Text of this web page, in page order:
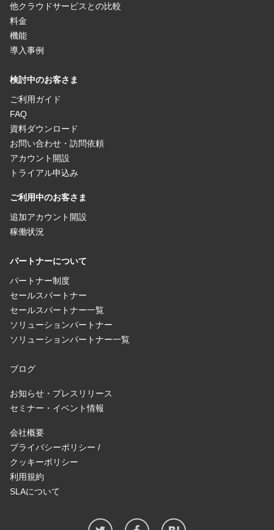
他クラウドサービスとの比較
料金
機能
導入事例
検討中のお客さま
ご利用ガイド
FAQ
資料ダウンロード
お問い合わせ・訪問依頼
アカウント開設
トライアル申込み
ご利用中のお客さま
追加アカウント開設
稼働状況
パートナーについて
パートナー制度
セールスパートナー
セールスパートナー一覧
ソリューションパートナー
ソリューションパートナー一覧
ブログ
お知らせ・プレスリリース
セミナー・イベント情報
会社概要
プライバシーポリシー /
クッキーポリシー
利用規約
SLAについて